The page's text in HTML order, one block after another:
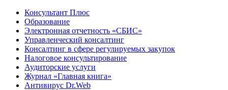
Консультант Плюс
Образование
Электронная отчетность «СБИС»
Управленческий консалтинг
Консалтинг в сфере регулируемых закупок
Налоговое консультирование
Аудиторские услуги
Журнал «Главная книга»
Антивирус Dr.Web